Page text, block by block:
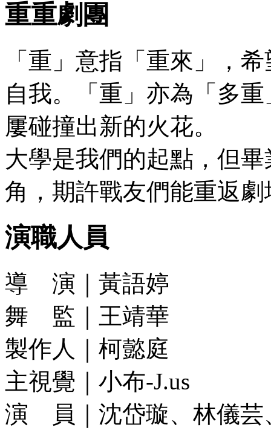
重重劇團
「重」意指「重來」，
自我。「重」亦為「多
屢碰撞出新的火花。
大學是我們的起點，但
角，期許戰友們能重返
演職人員
導 演｜黃語婷
舞 監｜王靖華
製作人｜柯懿庭
主視覺｜小布-J.us
演 員｜沈岱璇、林儀芸